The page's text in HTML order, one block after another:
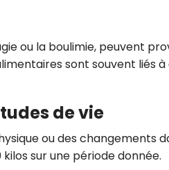
ou la boulimie, peuvent
sont souvent liés à
de vie
ou des changements
sur une période donnée.